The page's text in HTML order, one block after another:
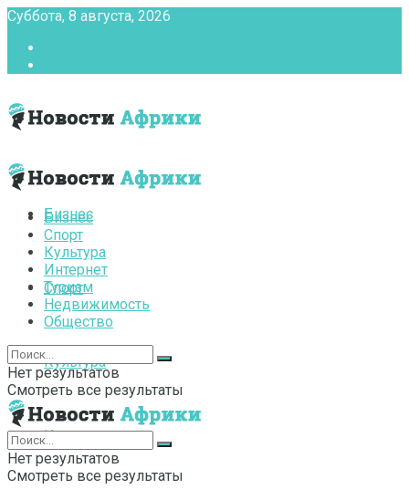
Суббота, 8 августа, 2026
Бизнес
Спорт
Культура
Интернет
Бизнес
Спорт
Культура
Интернет
Туризм
Недвижимость
Общество
Нет результатов
Смотреть все результаты
Нет результатов
Смотреть все результаты